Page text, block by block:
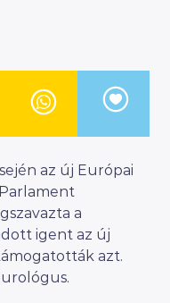
az új Európai
a
igent az új
azt.